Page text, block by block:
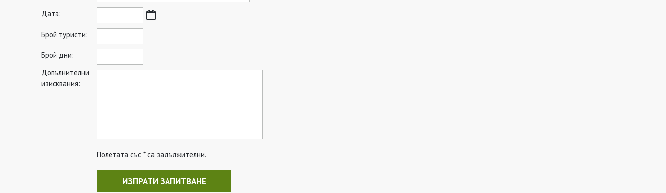
Дата:
Брой туристи:
Брой дни:
Допълнителни
изисквания:
Полетата със * са задължителни.